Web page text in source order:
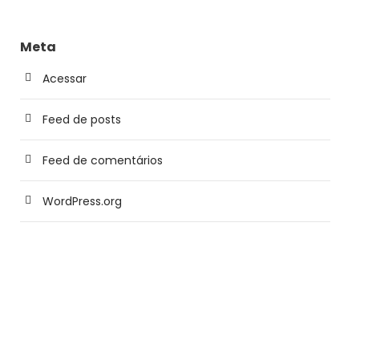
Meta
Acessar
Feed de posts
Feed de comentários
WordPress.org